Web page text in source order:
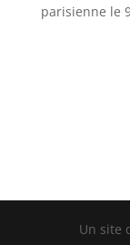
parisienne le
Un site